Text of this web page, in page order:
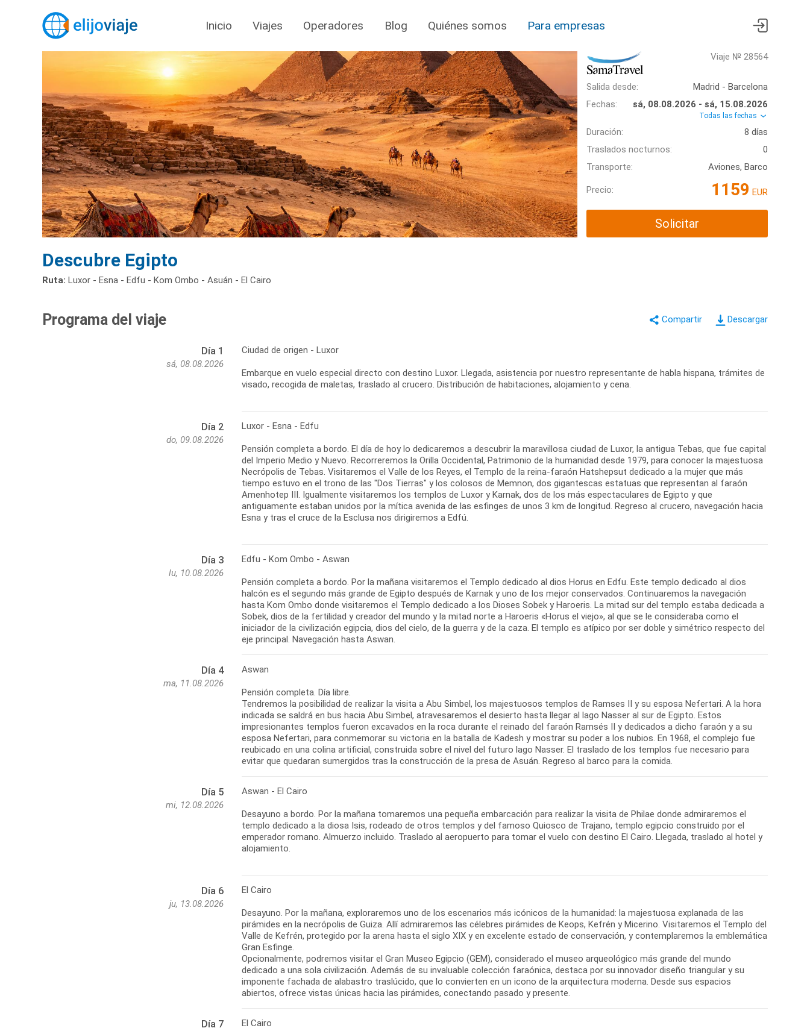
Inicio Viajes Operadores Blog Quiénes somos Para empresas
Viaje № 28564
Salida desde:
Madrid - Barcelona
Fechas:
sá, 08.08.2026 - sá, 15.08.2026
Todas las fechas
Duración:
8 días
Traslados nocturnos:
0
Transporte:
Aviones, Barco
Precio: 1159 EUR
Solicitar
Descubre Egipto
Ruta: Luxor - Esna - Edfu - Kom Ombo - Asuán - El Cairo
Descargar
Programa del viaje
Día 1
sá, 08.08.2026
Ciudad de origen - Luxor
Embarque en vuelo especial directo con destino Luxor. Llegada, asistencia por nuestro representante de habla hispana, trámites de
visado, recogida de maletas, traslado al crucero. Distribución de habitaciones, alojamiento y cena.
Día 2
do, 09.08.2026
Luxor - Esna - Edfu
Pensión completa a bordo. El día de hoy lo dedicaremos a descubrir la maravillosa ciudad de Luxor, la antigua Tebas, que fue capital
del Imperio Medio y Nuevo. Recorreremos la Orilla Occidental, Patrimonio de la humanidad desde 1979, para conocer la majestuosa
Necrópolis de Tebas. Visitaremos el Valle de los Reyes, el Templo de la reina-faraón Hatshepsut dedicado a la mujer que más
tiempo estuvo en el trono de las "Dos Tierras" y los colosos de Memnon, dos gigantescas estatuas que representan al faraón
Amenhotep III. Igualmente visitaremos los templos de Luxor y Karnak, dos de los más espectaculares de Egipto y que
antiguamente estaban unidos por la mítica avenida de las esfinges de unos 3 km de longitud. Regreso al crucero, navegación hacia
Esna y tras el cruce de la Esclusa nos dirigiremos a Edfú.
Día 3
lu, 10.08.2026
Edfu - Kom Ombo - Aswan
Pensión completa a bordo. Por la mañana visitaremos el Templo dedicado al dios Horus en Edfu. Este templo dedicado al dios
halcón es el segundo más grande de Egipto después de Karnak y uno de los mejor conservados. Continuaremos la navegación
hasta Kom Ombo donde visitaremos el Templo dedicado a los Dioses Sobek y Haroeris. La mitad sur del templo estaba dedicada a
Sobek, dios de la fertilidad y creador del mundo y la mitad norte a Haroeris «Horus el viejo», al que se le consideraba como el
iniciador de la civilización egipcia, dios del cielo, de la guerra y de la caza. El templo es atípico por ser doble y simétrico respecto del
eje principal. Navegación hasta Aswan.
Día 4
ma, 11.08.2026
Aswan
Pensión completa. Día libre.
Tendremos la posibilidad de realizar la visita a Abu Simbel, los majestuosos templos de Ramses II y su esposa Nefertari. A la hora
indicada se saldrá en bus hacia Abu Simbel, atravesaremos el desierto hasta llegar al lago Nasser al sur de Egipto. Estos
impresionantes templos fueron excavados en la roca durante el reinado del faraón Ramsés II y dedicados a dicho faraón y a su
esposa Nefertari, para conmemorar su victoria en la batalla de Kadesh y mostrar su poder a los nubios. En 1968, el complejo fue
reubicado en una colina artificial, construida sobre el nivel del futuro lago Nasser. El traslado de los templos fue necesario para
evitar que quedaran sumergidos tras la construcción de la presa de Asuán. Regreso al barco para la comida.
Día 5
mi, 12.08.2026
Aswan - El Cairo
Desayuno a bordo. Por la mañana tomaremos una pequeña embarcación para realizar la visita de Philae donde admiraremos el
templo dedicado a la diosa Isis, rodeado de otros templos y del famoso Quiosco de Trajano, templo egipcio construido por el
emperador romano. Almuerzo incluido. Traslado al aeropuerto para tomar el vuelo con destino El Cairo. Llegada, traslado al hotel y
alojamiento.
Día 6
ju, 13.08.2026
El Cairo
Desayuno. Por la mañana, exploraremos uno de los escenarios más icónicos de la humanidad: la majestuosa explanada de las
pirámides en la necrópolis de Guiza. Allí admiraremos las célebres pirámides de Keops, Kefrén y Micerino. Visitaremos el Templo del
Valle de Kefrén, protegido por la arena hasta el siglo XIX y en excelente estado de conservación, y contemplaremos la emblemática
Gran Esfinge.
Opcionalmente, podremos visitar el Gran Museo Egipcio (GEM), considerado el museo arqueológico más grande del mundo
dedicado a una sola civilización. Además de su invaluable colección faraónica, destaca por su innovador diseño triangular y su
imponente fachada de alabastro traslúcido, que lo convierten en un icono de la arquitectura moderna. Desde sus espacios
abiertos, ofrece vistas únicas hacia las pirámides, conectando pasado y presente.
Día 7 El Cairo